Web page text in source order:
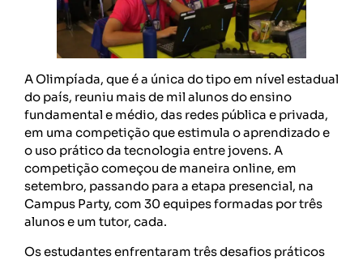
A Olimpíada, que é a única do tipo em nível estadual
do país, reuniu mais de mil alunos do ensino
fundamental e médio, das redes pública e privada,
em uma competição que estimula o aprendizado e
o uso prático da tecnologia entre jovens. A
competição começou de maneira online, em
setembro, passando para a etapa presencial, na
Campus Party, com 30 equipes formadas por três
alunos e um tutor, cada.
Os estudantes enfrentaram três desafios práticos